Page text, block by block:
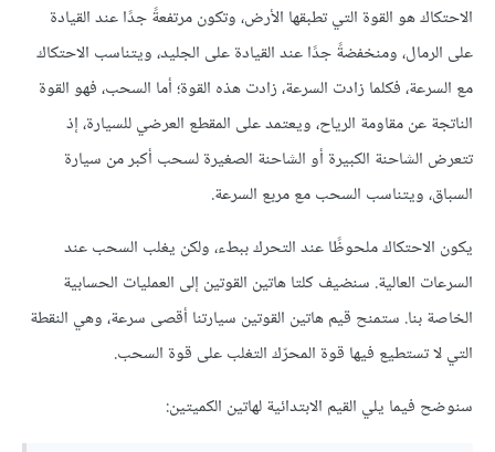
الاحتكاك هو القوة التي تطبقها الأرض، وتكون مرتفعةً جدًا عند القيادة
على الرمال، ومنخفضةً جدًا عند القيادة على الجليد، ويتناسب الاحتكاك
مع السرعة، فكلما زادت السرعة، زادت هذه القوة؛ أما السحب، فهو القوة
الناتجة عن مقاومة الرياح، ويعتمد على المقطع العرضي للسيارة، إذ
تتعرض الشاحنة الكبيرة أو الشاحنة الصغيرة لسحب أكبر من سيارة
السباق، ويتناسب السحب مع مربع السرعة.
يكون الاحتكاك ملحوظًا عند التحرك ببطء، ولكن يغلب السحب عند
السرعات العالية. سنضيف كلتا هاتين القوتين إلى العمليات الحسابية
الخاصة بنا. ستمنح قيم هاتين القوتين سيارتنا أقصى سرعة، وهي النقطة
التي لا تستطيع فيها قوة المحرّك التغلب على قوة السحب.
سنوضح فيما يلي القيم الابتدائية لهاتين الكميتين: